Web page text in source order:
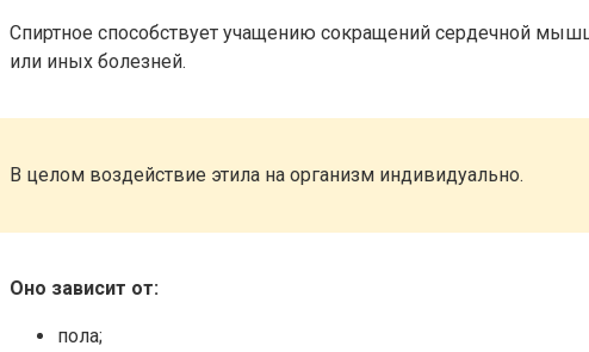
Спиртное способствует учащению сокращений сердечной
или иных болезней.
В целом воздействие этила на организм индивидуально.
Оно зависит от:
пола;